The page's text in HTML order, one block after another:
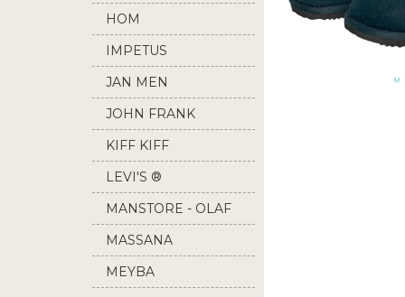
HOM
IMPETUS
JAN MEN
JOHN FRANK
KIFF KIFF
LEVI'S ®
MANSTORE - OLAF
BENZ
MASSANA
MEYBA